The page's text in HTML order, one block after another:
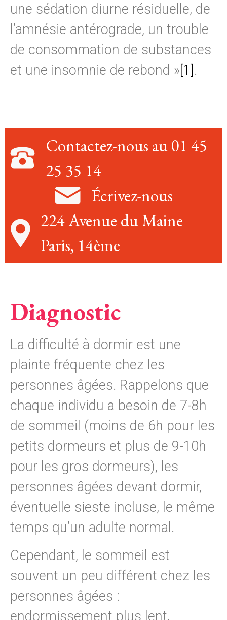
une sédation diurne résiduelle, de
l’amnésie antérograde, un trouble
de consommation de substances
et une insomnie de rebond »[1].
Contactez-nous au 01 45
25 35 14
Écrivez-nous
224 Avenue du Maine
Paris, 14ème
Diagnostic
La difficulté à dormir est une
plainte fréquente chez les
personnes âgées. Rappelons que
chaque individu a besoin de 7-8h
de sommeil (moins de 6h pour les
petits dormeurs et plus de 9-10h
pour les gros dormeurs), les
personnes âgées devant dormir,
éventuelle sieste incluse, le même
temps qu’un adulte normal.
Cependant, le sommeil est
souvent un peu différent chez les
personnes âgées :
endormissement plus lent,